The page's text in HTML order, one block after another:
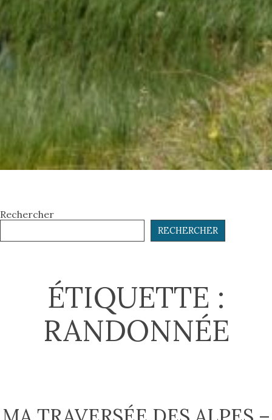
Rechercher
RECHERCHER
ÉTIQUETTE :
RANDONNÉE